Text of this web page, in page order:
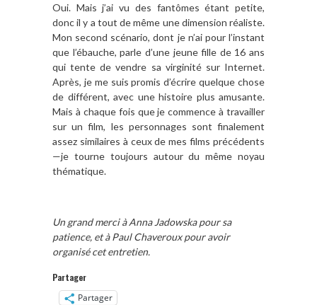
Oui. Mais j’ai vu des fantômes étant petite,
donc il y a tout de même une dimension réaliste.
Mon second scénario, dont je n’ai pour l’instant
que l’ébauche, parle d’une jeune fille de 16 ans
qui tente de vendre sa virginité sur Internet.
Après, je me suis promis d’écrire quelque chose
de différent, avec une histoire plus amusante.
Mais à chaque fois que je commence à travailler
sur un film, les personnages sont finalement
assez similaires à ceux de mes films précédents
—je tourne toujours autour du même noyau
thématique.
Un grand merci à Anna Jadowska pour sa
patience, et à Paul Chaveroux pour avoir
organisé cet entretien.
Partager
Partager